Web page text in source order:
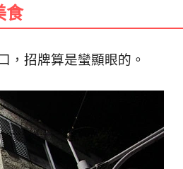
食
，招牌算是蠻顯眼的。